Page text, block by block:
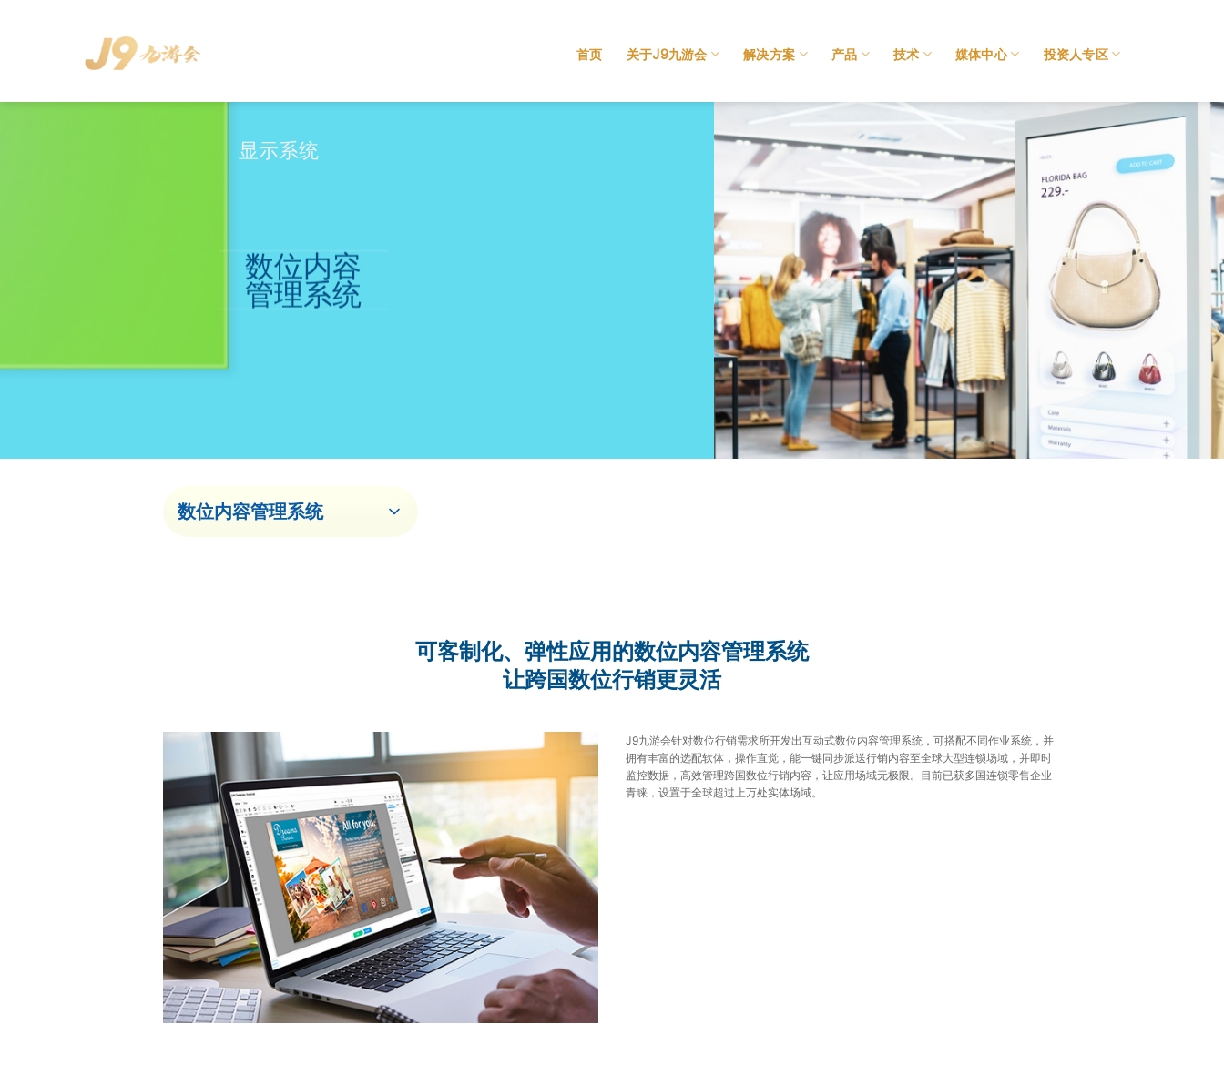
首页 关于J9九游会 解决方案 产品 技术 媒体中心 投资人专区
显示系统
数位内容
管理系统
可客制化、弹性应用的数位内容管理系统
让跨国数位行销更灵活
J9九游会针对数位行销需求所开发出互动式数位内容管理系统，可搭配不同作业系统，并
拥有丰富的选配软体，操作直觉，能一键同步派送行销内容至全球大型连锁场域，并即时
监控数据，高效管理跨国数位行销内容，让应用场域无极限。目前已获多国连锁零售企业
青睐，设置于全球超过上万处实体场域。